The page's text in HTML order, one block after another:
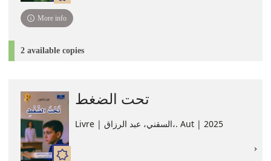
More info
2 available copies
تحت الضغط
Livre | السقني، عبد الرزاق،. Aut | 2025